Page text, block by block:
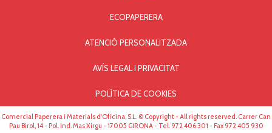
ECOPAPERERA
ATENCIÓ PERSONALITZADA
AVÍS LEGAL I PRIVACITAT
POLÍTICA DE COOKIES
Comercial Paperera i Materials d'Oficina, S.L. © Copyright - All rights reserved. Carrer Can
Pau Birol, 14 - Pol. Ind. Mas Xirgu - 17005 GIRONA - Tel. 972 406 301 - Fax 972 405 930